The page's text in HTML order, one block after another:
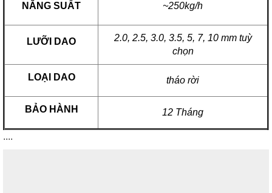
NĂNG SUẤT ~250kg/h
LƯỠI DAO
2.0, 2.5, 3.0, 3.5, 5, 7, 10 mm tuỳ
chọn
LOẠI DAO tháo rời
BẢO HÀNH 12 Tháng
....